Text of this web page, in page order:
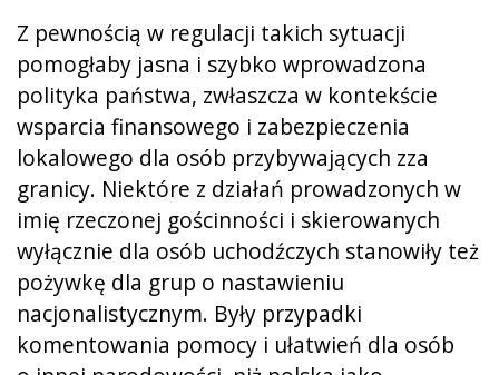
Z pewnością w regulacji takich sytuacji
pomogłaby jasna i szybko wprowadzona
polityka państwa, zwłaszcza w kontekście
wsparcia finansowego i zabezpieczenia
lokalowego dla osób przybywających zza
granicy. Niektóre z działań prowadzonych w
imię rzeczonej gościnności i skierowanych
wyłącznie dla osób uchodźczych stanowiły też
pożywkę dla grup o nastawieniu
nacjonalistycznym. Były przypadki
komentowania pomocy i ułatwień dla osób